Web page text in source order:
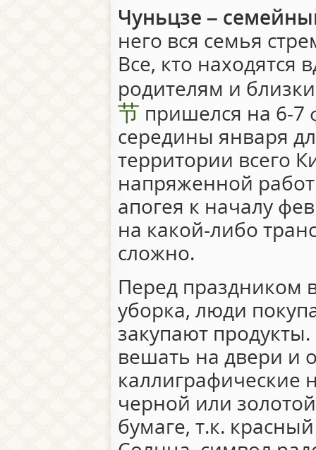
Чуньцзе –
него вся семья
Все, кто находятся
родителям и
节 пришелся на 6-7
середины января
территории всего
напряженной
апогея к началу
на какой-либо
сложно.
Перед праздником
уборка, люди
закупают
вешать на двери и
каллиграфические
черной или
бумаге, т.к.